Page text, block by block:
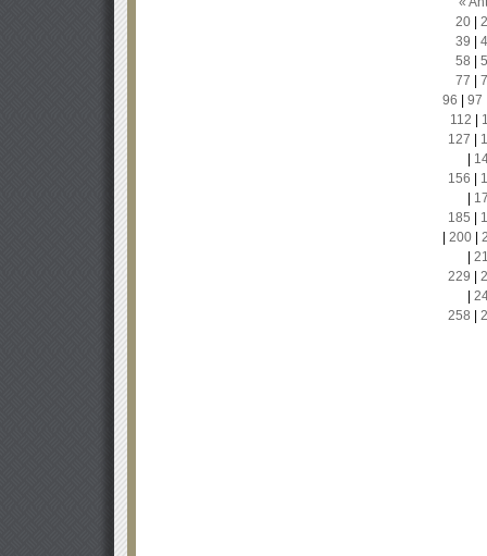
20|
39
58
77
96
97
112
127
156
185
200|
229
258